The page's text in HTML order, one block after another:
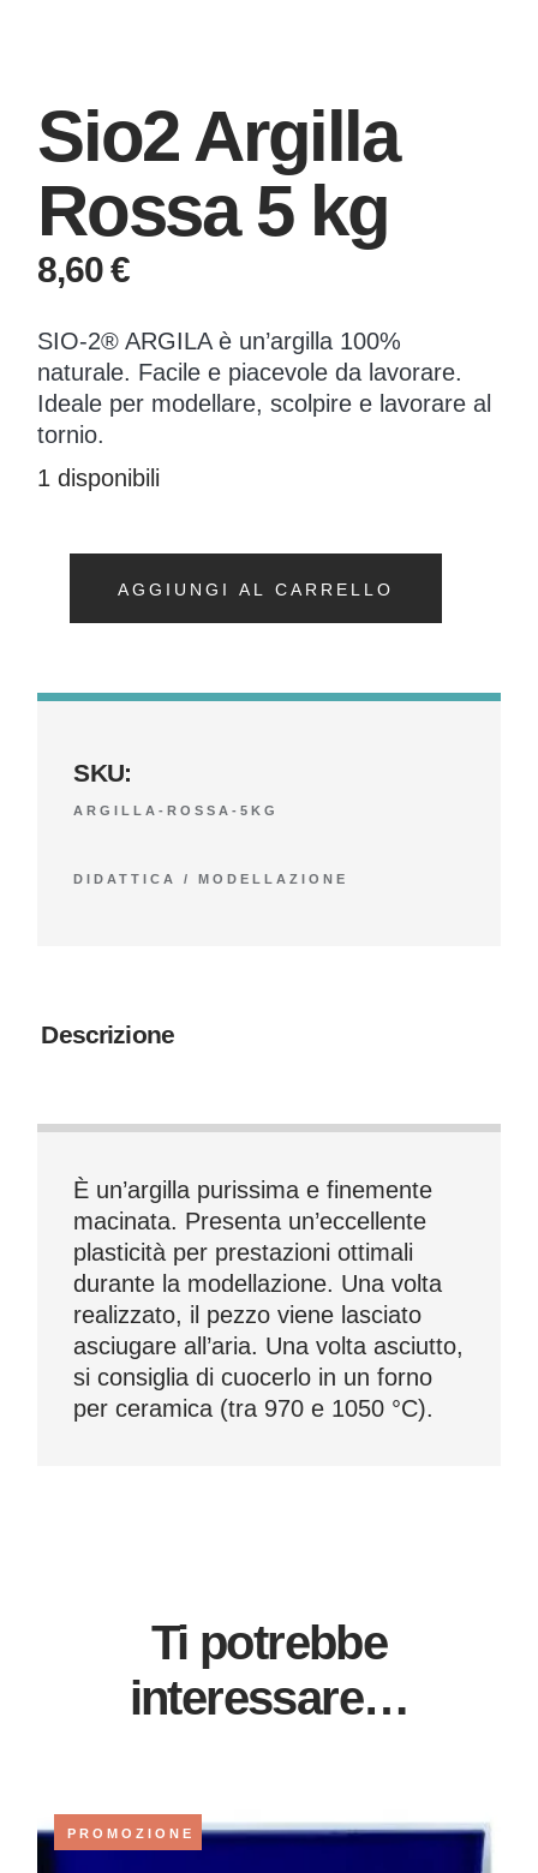
Sio2 Argilla
Rossa 5 kg
8,60€
SIO-2® ARGILA è un’argilla 100%
naturale. Facile e piacevole da lavorare.
Ideale per modellare, scolpire e lavorare al
tornio.
1 disponibili
AGGIUNGI AL CARRELLO
SKU:
ARGILLA-ROSSA-5KG
DIDATTICA /MODELLAZIONE
Descrizione
È un’argilla purissima e finemente
macinata. Presenta un’eccellente
plasticità per prestazioni ottimali
durante la modellazione. Una volta
realizzato, il pezzo viene lasciato
asciugare all’aria. Una volta asciutto,
si consiglia di cuocerlo in un forno
per ceramica (tra 970 e 1050 °C).
Ti potrebbe
interessare…
PROMOZIONE